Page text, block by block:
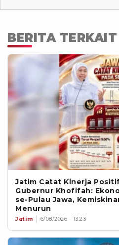
BERITA TERKAIT
Jatim Catat Kinerja
Gubernur Khofifah:
se-Pulau Jawa,
Menurun
Jatim 6/08/2026 - 13:23